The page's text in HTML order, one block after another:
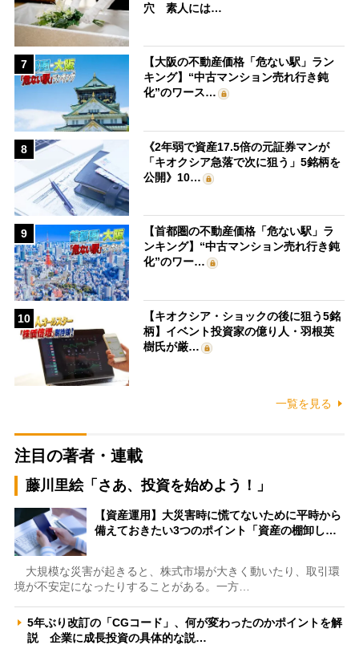
穴 素人には…
7
【大阪の不動産価格「危ない駅」ラン
キング】“中古マンション売れ行き鈍
化”のワース…
8
《2年弱で資産17.5倍の元証券マンが
「キオクシア急落で次に狙う」5銘柄を
公開》10…
9
【首都圏の不動産価格「危ない駅」ラ
ンキング】“中古マンション売れ行き鈍
化”のワー…
10
【キオクシア・ショックの後に狙う5銘
柄】イベント投資家の億り人・羽根英
樹氏が厳…
一覧を見る
注目の著者・連載
藤川里絵「さあ、投資を始めよう！」
【資産運用】大災害時に慌てないために平時から
備えておきたい3つのポイント「資産の棚卸し…
大規模な災害が起きると、株式市場が大きく動いたり、取引環
境が不安定になったりすることがある。一方…
5年ぶり改訂の「CGコード」、何が変わったのかポイントを解
説 企業に成長投資の具体的な説…